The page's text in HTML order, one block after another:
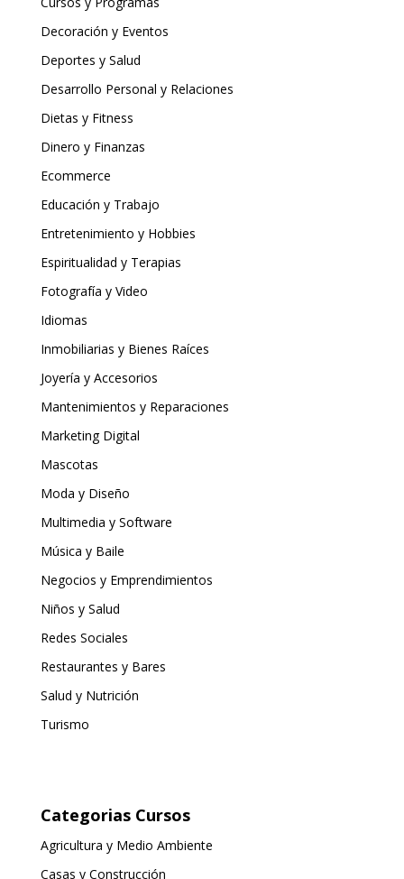
Decoración y Eventos
Deportes y Salud
Desarrollo Personal y Relaciones
Dietas y Fitness
Dinero y Finanzas
Ecommerce
Educación y Trabajo
Entretenimiento y Hobbies
Espiritualidad y Terapias
Fotografía y Video
Idiomas
Inmobiliarias y Bienes Raíces
Joyería y Accesorios
Mantenimientos y Reparaciones
Marketing Digital
Mascotas
Moda y Diseño
Multimedia y Software
Música y Baile
Negocios y Emprendimientos
Niños y Salud
Redes Sociales
Restaurantes y Bares
Salud y Nutrición
Turismo
Categorias Cursos
Agricultura y Medio Ambiente
Casas y Construcción